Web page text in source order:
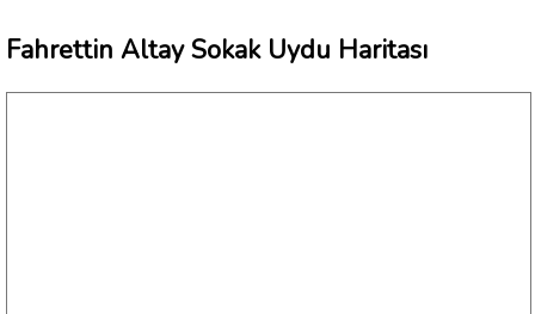
Fahrettin Altay Sokak Uydu Haritası